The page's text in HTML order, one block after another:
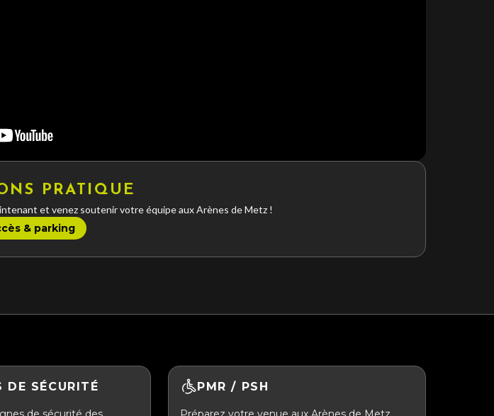
PRATIQUE
et venez soutenir votre équipe aux Arènes de Metz !
& parking
DE SÉCURITÉ PMR / PSH